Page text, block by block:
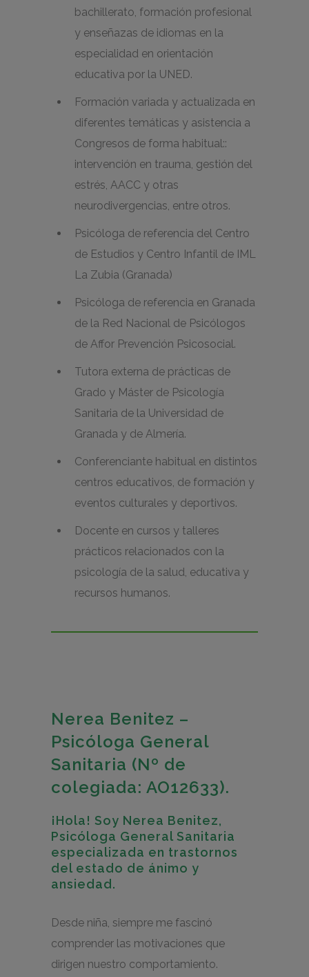
bachillerato, formación profesional
y enseñazas de idiomas en la
especialidad en orientación
educativa por la UNED.
Formación variada y actualizada en
diferentes temáticas y asistencia a
Congresos de forma habitual::
intervención en trauma, gestión del
estrés, AACC y otras
neurodivergencias, entre otros.
Psicóloga de referencia del Centro
de Estudios y Centro Infantil de IML
La Zubia (Granada)
Psicóloga de referencia en Granada
de la Red Nacional de Psicólogos
de Affor Prevención Psicosocial.
Tutora externa de prácticas de
Grado y Máster de Psicología
Sanitaria de la Universidad de
Granada y de Almería.
Conferenciante habitual en distintos
centros educativos, de formación y
eventos culturales y deportivos.
Docente en cursos y talleres
prácticos relacionados con la
psicología de la salud, educativa y
recursos humanos.
Nerea Benitez –
Psicóloga General
Sanitaria (Nº de
colegiada: AO12633).
¡Hola! Soy Nerea Benitez,
Psicóloga General Sanitaria
especializada en trastornos
del estado de ánimo y
ansiedad.
Desde niña, siempre me fascinó
comprender las motivaciones que
dirigen nuestro comportamiento.